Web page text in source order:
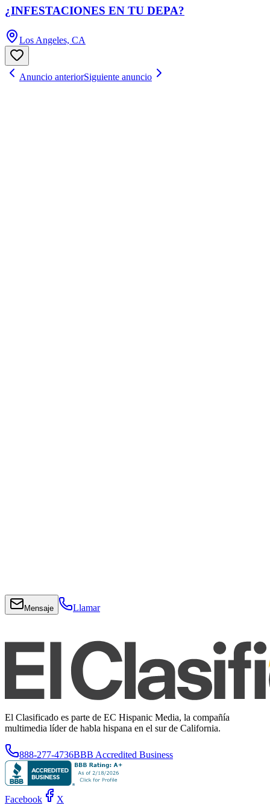
¿INFESTACIONES EN TU DEPA?
Los Angeles, CA
Anuncio anteriorSiguiente anuncio
Mensaje Llamar
El Clasificado es parte de EC Hispanic Media, la compañía
multimedia líder de habla hispana en el sur de California.
888-277-4736BBB Accredited Business
Facebook X